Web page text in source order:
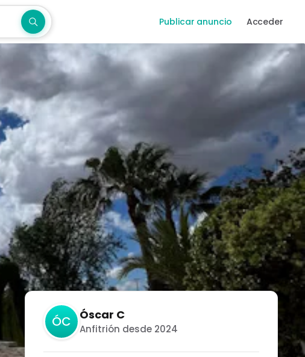
Buscar Publicar anuncio Acceder
ÓC Óscar C
Anfitrión desde 2024